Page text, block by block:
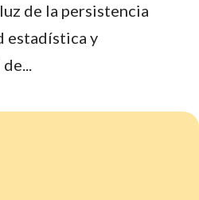
de la persistencia
estadística y